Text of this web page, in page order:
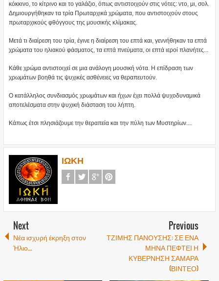
κόκκινο, το κίτρινο και το γαλάζιο, όπως αντιστοιχούν στις νότες: ντο, μι, σολ.
Δημιουργήθηκαν τα τρία Πρωταρχικά χρώματα, που αντιστοιχούν στους
πρωταρχικούς φθόγγους της μουσικής κλίμακας.
Μετά τι διαίρεση του τρία, έγινε η διαίρεση του επτά και, γεννήθηκαν τα επτά
χρώματα του ηλιακού φάσματος, τα επτά πνεύματα, οι επτά ιεροί πλανήτες...
Κάθε χρώμα αντιστοιχεί σε μια ανάλογη μουσική νότα. Η επίδραση των
χρωμάτων βοηθά τις ψυχικές ασθένειες να θεραπευτούν.
Ο κατάλληλος συνδιασμός χρωμάτων και ήχων έχει πολλά ψυχοδυναμικά
αποτελέσματα στην ψυχική διάσταση του λήπτη.
Κάπως έτσι πλησιάζουμε την θεραπεία και την πύλη των Μυστηρίων....
ΙΩΚΗ
Next
Νέα ισχυρή έκρηξη στον
Ήλιο...
Previous
ΤΖΙΜΗΣ ΠΑΝΟΥΣΗΣ: ΣΕ ΕΝΑ
ΜΗΝΑ ΠΕΦΤΕΙ Η
ΚΥΒΕΡΝΗΣΗ ΣΑΜΑΡΑ
(ΒΙΝΤΕΟ)